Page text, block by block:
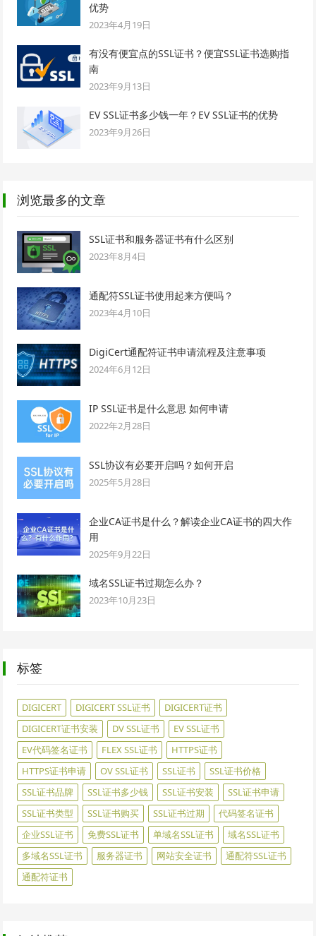
优势
2023年4月19日
有没有便宜点的SSL证书？便宜SSL证书选购指
南
2023年9月13日
EV SSL证书多少钱一年？EV SSL证书的优势
2023年9月26日
浏览最多的文章
SSL证书和服务器证书有什么区别
2023年8月4日
通配符SSL证书使用起来方便吗？
2023年4月10日
DigiCert通配符证书申请流程及注意事项
2024年6月12日
IP SSL证书是什么意思 如何申请
2022年2月28日
SSL协议有必要开启吗？如何开启
2025年5月28日
企业CA证书是什么？解读企业CA证书的四大作
用
2025年9月22日
域名SSL证书过期怎么办？
2023年10月23日
标签
DIGICERT DIGICERT SSL证书
DIGICERT证书
DIGICERT证书安装
DV SSL证书
EV SSL证书
EV代码签名证书
FLEX SSL证书
HTTPS证书
HTTPS证书申请
OV SSL证书 SSL证书
SSL证书价格
SSL证书品牌
SSL证书多少钱 SSL证书安装
SSL证书申请
SSL证书类型
SSL证书购买 SSL证书过期
代码签名证书
企业SSL证书
免费SSL证书 单域名SSL证书
域名SSL证书
多域名SSL证书
服务器证书 网站安全证书
通配符SSL证书
通配符证书